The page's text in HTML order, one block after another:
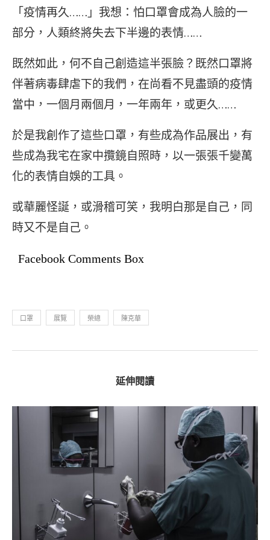
「疫情再久……」我想：怕口罩會成為人臉的一
部分，人類終將失去下半邊的表情……
既然如此，何不自己創造這半張臉？既然口罩將
伴著病毒肆虐下的我們，在尚看不見盡頭的疫情
當中，一個月兩個月，一年兩年，或更久……
於是我創作了這些口罩，有些成為作品展出，有
些成為我宅在家中攬鏡自照時，以一張張千變萬
化的表情自娛的工具。
或華麗怪誕，或滑稽可笑，我明白那是自己，同
時又不是自己。
Facebook Comments Box
口罩 展覽 榮總 陳克華
延伸閱讀